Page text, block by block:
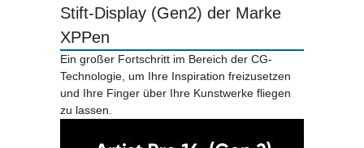
Stift-Display (Gen2) der Marke
XPPen
Ein großer Fortschritt im Bereich der CG-
Technologie, um Ihre Inspiration freizusetzen
und Ihre Finger über Ihre Kunstwerke fliegen
zu lassen.